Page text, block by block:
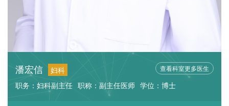
潘宏信 妇科 查看科室更多医生
职务：妇科副主任 职称：副主任医师 学位：博士